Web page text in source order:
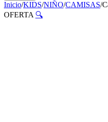
Inicio/KIDS/NIÑO/CAMISAS/
OFERTA 🔍